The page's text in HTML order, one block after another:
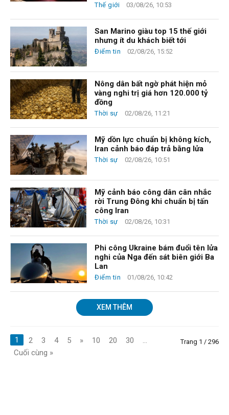
Thế giới 03/08/26, 10:53
San Marino giàu top 15 thế giới
nhưng ít du khách biết tới
Điểm tin 02/08/26, 15:52
Nông dân bất ngờ phát hiện mỏ
vàng nghi trị giá hơn 120.000 tỷ
đồng
Thời sự 02/08/26, 11:21
Mỹ dồn lực chuẩn bị không kích,
Iran cảnh báo đáp trả bằng lửa
Thời sự 02/08/26, 10:51
Mỹ cảnh báo công dân cân nhắc
rời Trung Đông khi chuẩn bị tấn
công Iran
Thời sự 02/08/26, 10:31
Phi công Ukraine bám đuổi tên lửa
nghi của Nga đến sát biên giới Ba
Lan
Điểm tin 01/08/26, 10:42
XEM THÊM
Trang 1 / 296
1 2 3 4 5 » 10 20 30
...
Cuối cùng »